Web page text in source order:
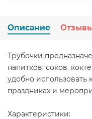
Описание
Трубочки
напитков: соков,
удобно использовать
праздниках и
Характеристики: